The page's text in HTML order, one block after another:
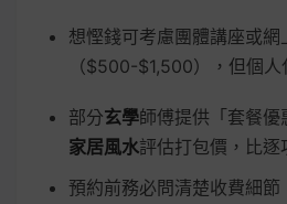
想慳錢可考慮團體講座或網
（$500-$1,500），但個人
部分玄學師傅提供「套餐優
家居風水評估打包價，比逐
預約前務必問清楚收費細